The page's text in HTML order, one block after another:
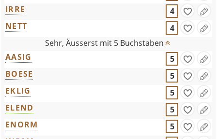
IRRE
4
NETT
4
Sehr, Äusserst mit 5 Buchstaben
AASIG
5
BOESE
5
EKLIG
5
ELEND
5
ENORM
5